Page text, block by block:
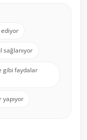
ediyor
sağlanıyor
gibi faydalar
yapıyor